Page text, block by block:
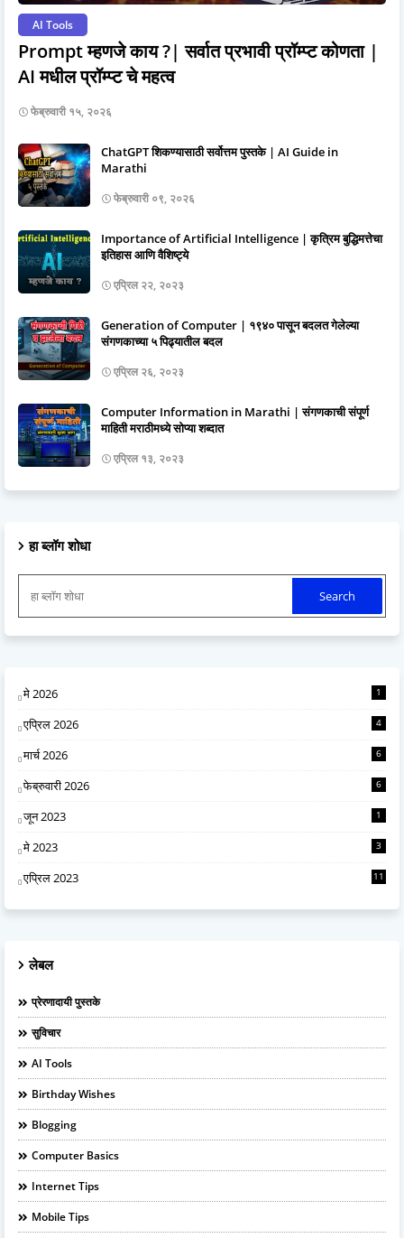
AI Tools
Prompt म्हणजे काय ?| सर्वात प्रभावी प्रॉम्प्ट कोणता |
AI मधील प्रॉम्प्ट चे महत्व
फेब्रुवारी १५, २०२६
ChatGPT शिकण्यासाठी सर्वोत्तम पुस्तके | AI Guide in
Marathi
फेब्रुवारी ०९, २०२६
Importance of Artificial Intelligence | कृत्रिम बुद्धिमत्तेचा
इतिहास आणि वैशिष्ट्ये
एप्रिल २२, २०२३
Generation of Computer | १९४० पासून बदलत गेलेल्या
संगणकाच्या ५ पिढ्यातील बदल
एप्रिल २६, २०२३
Computer Information in Marathi | संगणकाची संपूर्ण
माहिती मराठीमध्ये सोप्या शब्दात
एप्रिल १३, २०२३
हा ब्लॉग शोधा
मे 2026 1
एप्रिल 2026 4
मार्च 2026 6
फेब्रुवारी 2026 6
जून 2023 1
मे 2023 3
एप्रिल 2023 11
लेबल
प्रेरणादायी पुस्तके
सुविचार
AI Tools
Birthday Wishes
Blogging
Computer Basics
Internet Tips
Mobile Tips